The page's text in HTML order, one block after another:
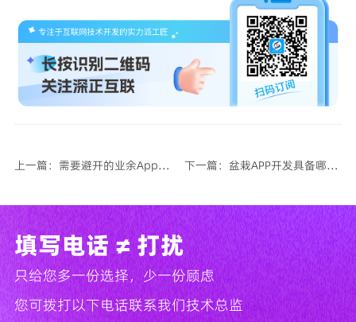
上一篇：需要避开的业余App开发公司的一些特征 下一篇：盆栽APP开发具备哪些功能特色？
填写电话 ≠ 打扰
只给您多一份选择，少一份顾虑
您可拨打以下电话联系我们技术总监